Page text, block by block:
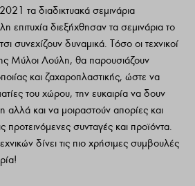
2021 τα διαδικτυακά σεμινάρια
επιτυχία διεξήχθησαν τα σεμινάρια το
συνεχίζουν δυναμικά. Τόσο οι τεχνικοί
Μύλοι Λούλη, θα παρουσιάζουν
και ζαχαροπλαστικής, ώστε να
του χώρου, την ευκαιρία να δουν
αλλά και να μοιραστούν απορίες και
προτεινόμενες συνταγές και προϊόντα.
δίνει τις πιο χρήσιμες συμβουλές